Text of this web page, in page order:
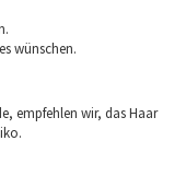
wünschen.
empfehlen wir, das Haar